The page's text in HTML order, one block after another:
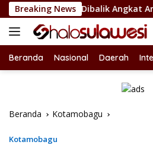
Langsung
ke
konten
Breaking News
Dibalik Angkat Anak Kandung
Beranda Nasional Daerah
Beranda Kotamobagu
Kotamobagu